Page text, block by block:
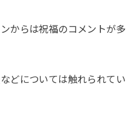
からは祝福のコメントが多
どについては触れられてい